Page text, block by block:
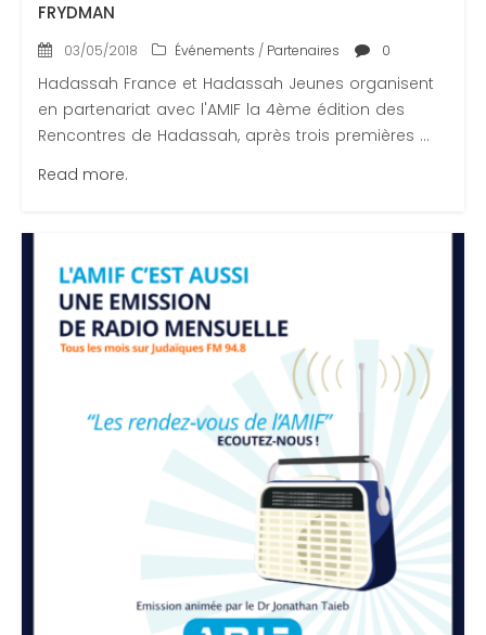
FRYDMAN
03/05/2018 Événements / Partenaires 0
Hadassah France et Hadassah Jeunes organisent
en partenariat avec l'AMIF la 4ème édition des
Rencontres de Hadassah, après trois premières ...
Read more.